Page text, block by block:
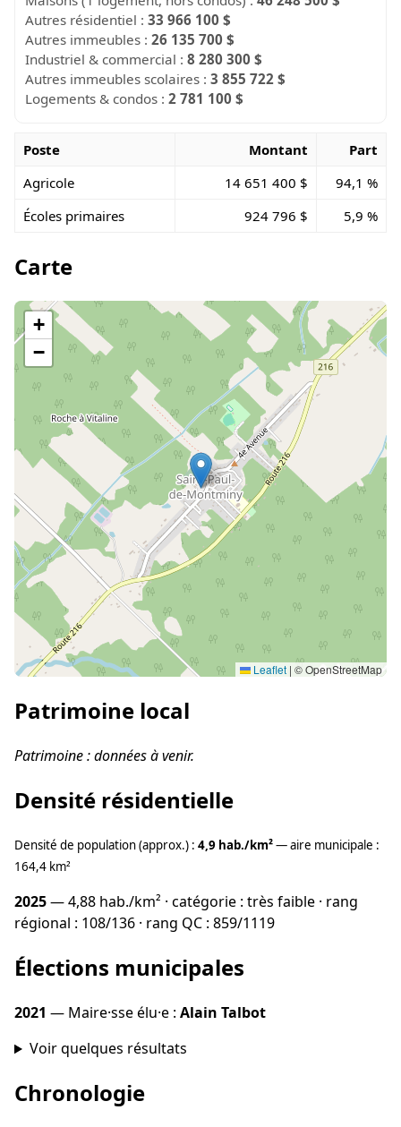
Autres résidentiel :33 966 100 $
Autres immeubles :26 135 700 $
Industriel & commercial :8 280 300 $
Autres immeubles scolaires :3 855 722 $
Logements & condos :2 781 100 $
Poste Montant
Part
Agricole
14 651 400 $
94,1 %
Écoles primaires
924 796 $ 5,9 %
Carte
+
−
Leaflet | © OpenStreetMap
Patrimoine local
Patrimoine : données à venir.
Densité résidentielle
Densité de population (approx.) : 4,9 hab./km²— aire municipale :
164,4 km²
2025— 4,88 hab./km² · catégorie : très faible · rang
régional : 108/136 · rang QC : 859/1119
Élections municipales
2021 — Maire·sse élu·e : Alain Talbot
Voir quelques résultats
Chronologie